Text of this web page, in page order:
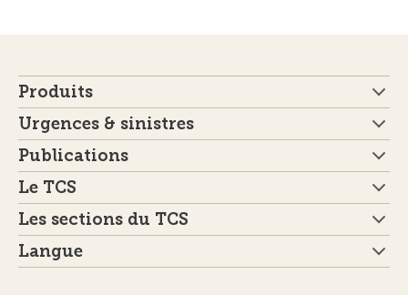
Produits
Urgences & sinistres
Publications
Le TCS
Les sections du TCS
Langue